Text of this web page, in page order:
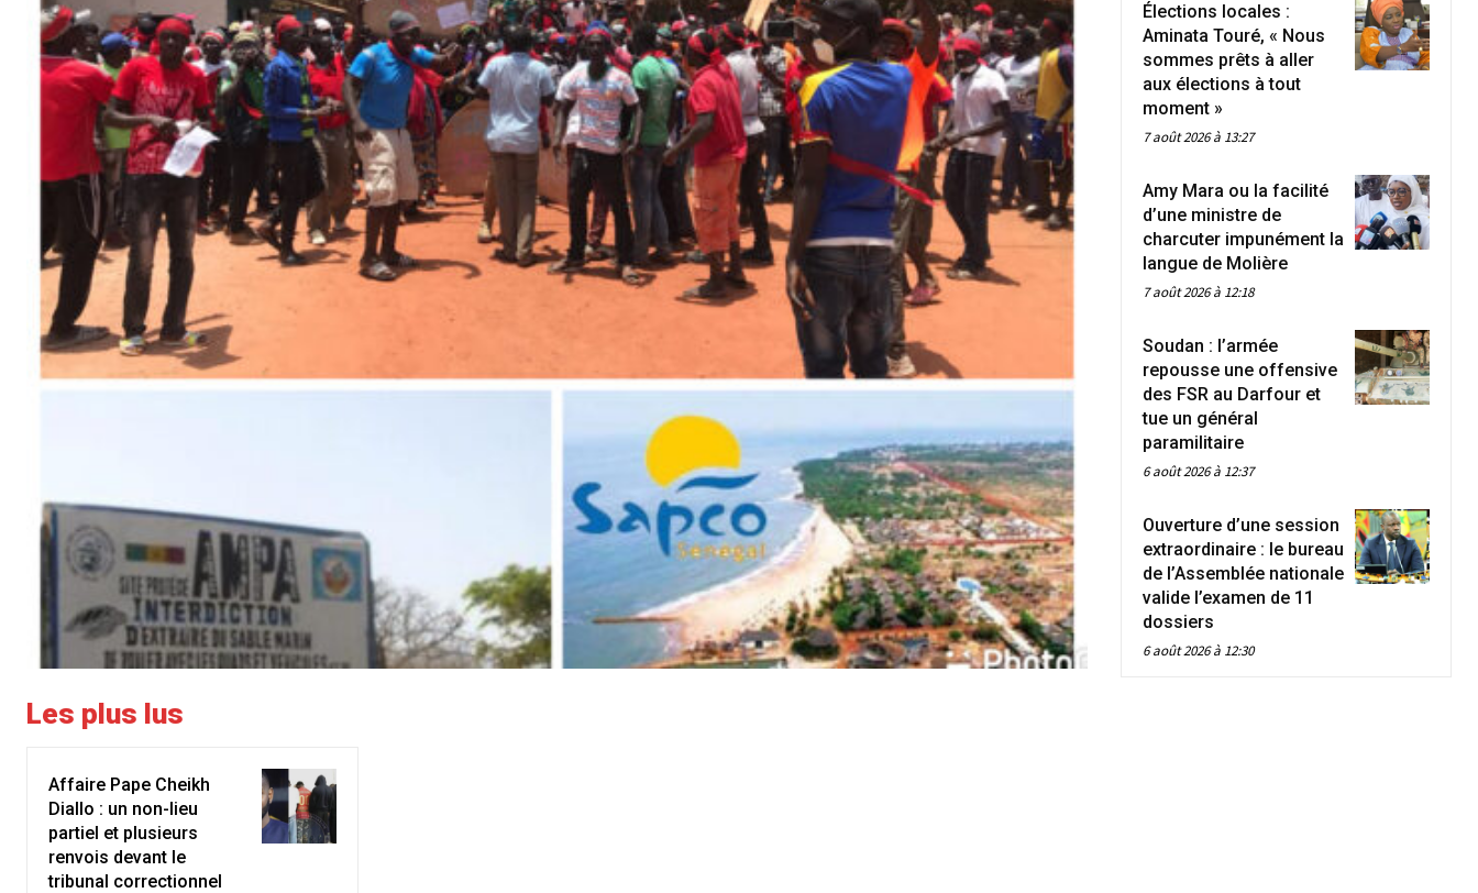
Les plus lus
Affaire Pape Cheikh
Diallo : un non-lieu
partiel et plusieurs
renvois devant le
tribunal correctionnel
Élections locales :
Aminata Touré, « Nous
sommes prêts à aller
aux élections à tout
moment »
7 août 2026 à 13:27
Amy Mara ou la facilité
d’une ministre de
charcuter impunément la
langue de Molière
7 août 2026 à 12:18
Soudan : l’armée
repousse une offensive
des FSR au Darfour et
tue un général
paramilitaire
6 août 2026 à 12:37
Ouverture d’une session
extraordinaire : le bureau
de l’Assemblée nationale
valide l’examen de 11
dossiers
6 août 2026 à 12:30